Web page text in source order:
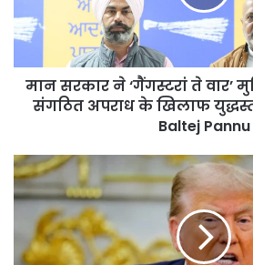
मुहिम
की
शुरुआत
की,
संगठित
खिलाफ
युद्धस्तर
पर
कार्रवाई
शुरू:
Baltej
मान सरकार ने ‘गैंगस्टरां ते वार’
संगठित अपराध के खिलाफ
Baltej Pannu
Trump
Davos
Plane
Glitch:
US